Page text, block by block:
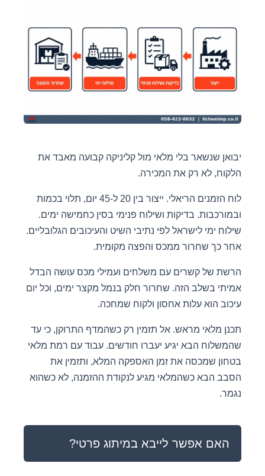
יבואן שנשאר בלי מלאי מול קליניקה קבועה מאבד את
הלקוח, לא רק את המכירה.
לוח הזמנים הריאלי. ייצור בין 20 ל-45 יום, תלוי בכמות
ובמורכבות. בדיקות ושילוח פנימי בסין כחמישה ימים.
שילוח ימי לישראל לפי נתיבי השיט והעיכובים הגלובליים.
אחר כך שחרור ממכס והפצה מקומית.
הרשת של קשרים עם משלחים ועמילי מכס עושה הבדל
אמיתי בשלב הזה. שחרור חלק בנמל מקצר ימים, וכל יום
עיכוב הוא עלות אחסון ולקוח שמחכה.
תכנן מלאי מראש. אל תזמין רק כשהמדף התרוקן, כי עד
שהמשלוח הבא יגיע יעברו חודשים. עבוד עם רמת מלאי
בטחון שמכסה את זמן האספקה המלא, ותזמין את
הסבב הבא כשהמלאי מגיע לנקודת ההזמנה, לא כשהוא
נגמר.
האם אפשר לייבא במיתוג פרטי?